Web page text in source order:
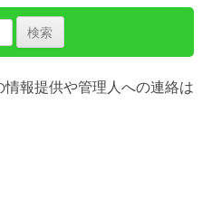
報提供や管理人への連絡は